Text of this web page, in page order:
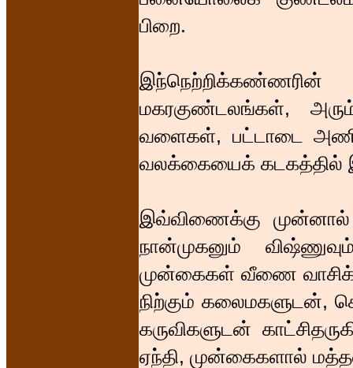
பிறை.
மகரகுண்டலங்கள்,
வளைகள், பட்டாடை
வலக்கையைக் கடகத்தில்
இவ்விணைக்கு
நான்முகனும்
முன்கைகள் வீணை
நிற்கும் கலைமகளுடன்,
கருவிகளுடன்
ஏந்தி, முன்கைகளால்